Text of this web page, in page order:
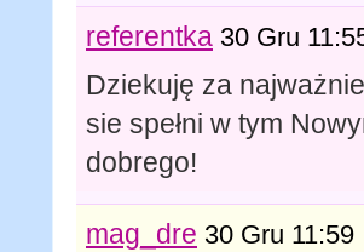
referentka 30 Gru
Dziekuję za
sie spełni w tym
dobrego!
mag_dre 30 Gru 11:59